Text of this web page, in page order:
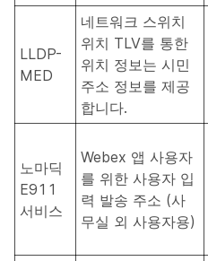
LLDP-
MED
네트워크 스위치
위치 TLV를 통한
위치 정보는 시민
주소 정보를 제공
합니다.
노마딕
E911
서비스
Webex 앱 사용자
를 위한 사용자 입
력 발송 주소 (사
무실 외 사용자용)